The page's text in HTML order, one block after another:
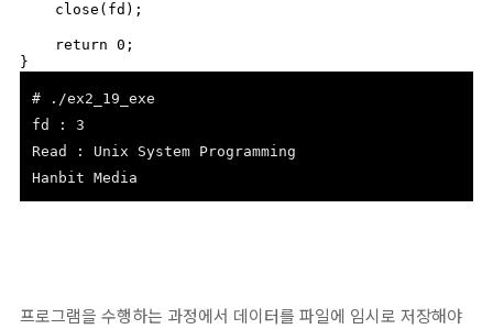
}
# ./ex2_19_exe
fd : 3
Read : Unix System Programming
Hanbit Media
프로그램을 수행하는 과정에서 데이터를 파일에 임시로 저장해야